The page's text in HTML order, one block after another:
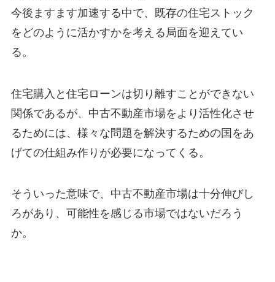
今後ますます加速する中で、既存の住宅ストック
をどのように活かすかを考える局面を迎えてい
る。
住宅購入と住宅ローンは切り離すことができない
関係であるが、中古不動産市場をより活性化させ
るためには、様々な問題を解決するための国をあ
げての仕組み作りが必要になってくる。
そういった意味で、中古不動産市場は十分伸びし
ろがあり、可能性を感じる市場ではないだろう
か。